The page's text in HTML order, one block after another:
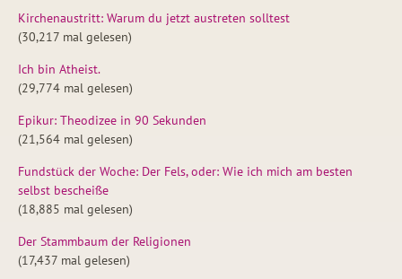
Kirchenaustritt: Warum du jetzt austreten solltest
(30,217 mal gelesen)
Ich bin Atheist.
(29,774 mal gelesen)
Epikur: Theodizee in 90 Sekunden
(21,564 mal gelesen)
Fundstück der Woche: Der Fels, oder: Wie ich mich am besten
selbst bescheiße
(18,885 mal gelesen)
Der Stammbaum der Religionen
(17,437 mal gelesen)